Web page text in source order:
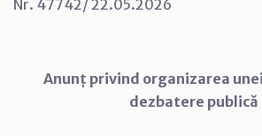
Nr. 47742/ 22.05.2026
Anunț privind organizarea
dezbatere publică